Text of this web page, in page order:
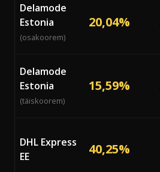
Delamode
Estonia
(osakoorem)
20,04%
Delamode
Estonia
(täiskoorem)
15,59%
DHL Express
EE
40,25%